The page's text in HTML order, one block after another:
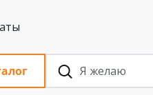
Алматы